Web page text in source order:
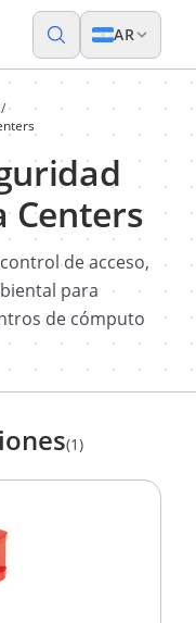
AR
/
Centers
de acceso,
para
de cómputo
(1)